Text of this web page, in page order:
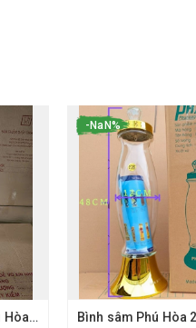
Bình ngâm sâm Phú Hòa 3.26L
-NaN%
Bình sâm Phú Hòa